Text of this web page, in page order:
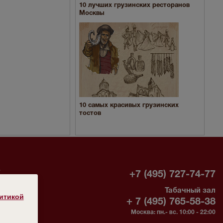
10 лучших грузинских ресторанов
Москвы
10 самых красивых грузинских
тостов
+7 (495) 727-74-77
Табачный зал
+ 7 (495) 765-58-38
Москва: пн.- вс. 10:00 - 22:00